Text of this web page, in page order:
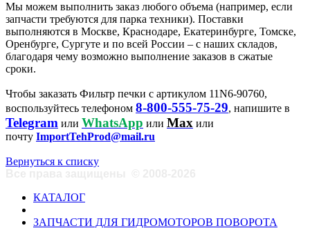
Мы можем выполнить заказ любого объема (например, если
запчасти требуются для парка техники). Поставки
выполняются в Москве, Краснодаре, Екатеринбурге, Томске,
Оренбурге, Сургуте и по всей России – с наших складов,
благодаря чему возможно выполнение заказов в сжатые
сроки.
Чтобы заказать Фильтр печки с артикулом 11N6-90760,
воспользуйтесь телефоном 8-800-555-75-29, напишите в
Telegram или WhatsApp или Max или
почту ImportTehProd@mail.ru
Вернуться к списку
КАТАЛОГ
ЗАПЧАСТИ ДЛЯ ГИДРОМОТОРОВ ПОВОРОТА